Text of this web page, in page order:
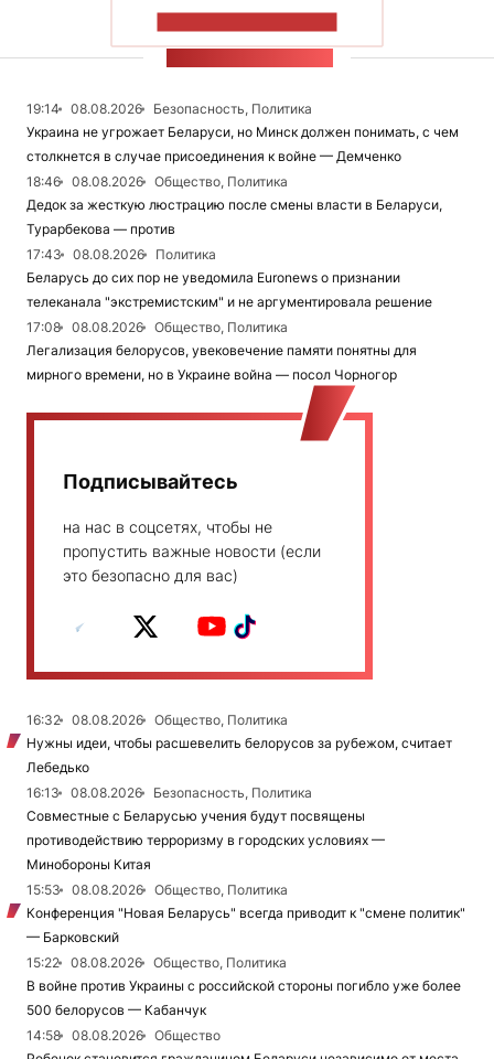
19:14 08.08.2026
Безопасность, Политика
Украина не угрожает Беларуси, но Минск должен понимать, с чем
столкнется в случае присоединения к войне — Демченко
18:46
08.08.2026
Общество, Политика
Дедок за жесткую люстрацию после смены власти в Беларуси,
Турарбекова — против
17:43
08.08.2026
Политика
Беларусь до сих пор не уведомила Euronews о признании
телеканала "экстремистским" и не аргументировала решение
17:08
08.08.2026
Общество, Политика
Легализация белорусов, увековечение памяти понятны для
мирного времени, но в Украине война — посол Чорногор
Подписывайтесь
на нас в соцсетях, чтобы не
пропустить важные новости (если
это безопасно для вас)
16:32 08.08.2026
Общество, Политика
Нужны идеи, чтобы расшевелить белорусов за рубежом, считает
Лебедько
16:13
08.08.2026
Безопасность, Политика
Совместные с Беларусью учения будут посвящены
противодействию терроризму в городских условиях —
Минобороны Китая
15:53
08.08.2026
Общество, Политика
Конференция "Новая Беларусь" всегда приводит к "смене политик"
— Барковский
15:22
08.08.2026
Общество, Политика
В войне против Украины с российской стороны погибло уже более
500 белорусов — Кабанчук
14:58
08.08.2026
Общество